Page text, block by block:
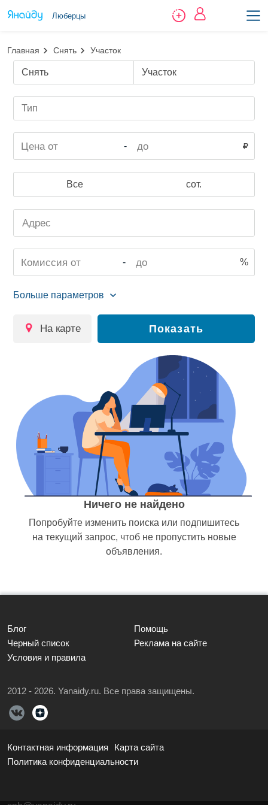
Люберцы
Главная Снять Участок
Снять Участок
Тип
-
Все сот.
- %
на карте Показать
Ничего не найдено
Попробуйте изменить поиска или подпишитесь
на текущий запрос, чтоб не пропустить новые
объявления.
Блог
Помощь
Черный список
Реклама на сайте
Условия и правила
2012 - 2026. Yanaidy.ru. Все права защищены.
Контактная информация
Карта сайта
Политика конфиденциальности